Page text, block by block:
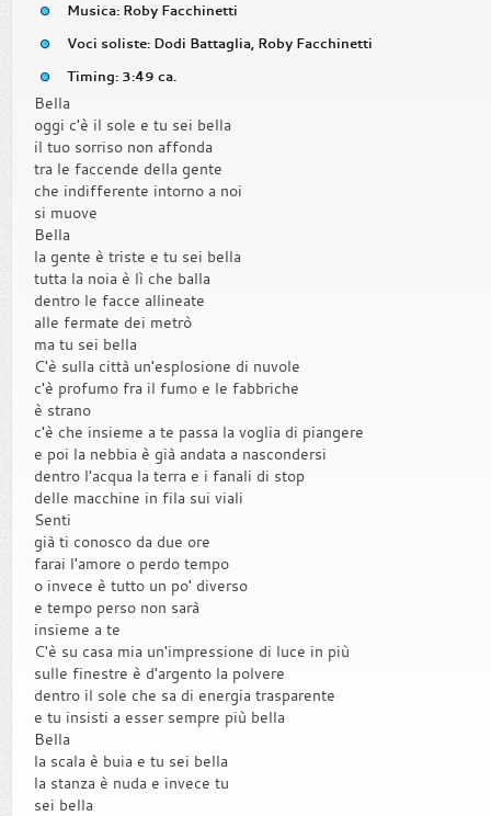
Musica: Roby Facchinetti
Voci soliste: Dodi Battaglia, Roby Facchinetti
Timing: 3:49 ca.
Bella
oggi c'è il sole e tu sei bella
il tuo sorriso non affonda
tra le faccende della gente
che indifferente intorno a noi
si muove
Bella
la gente è triste e tu sei bella
tutta la noia è lì che balla
dentro le facce allineate
alle fermate dei metrò
ma tu sei bella
C'è sulla città un'esplosione di nuvole
c'è profumo fra il fumo e le fabbriche
è strano
c'è che insieme a te passa la voglia di piangere
e poi la nebbia è già andata a nascondersi
dentro l'acqua la terra e i fanali di stop
delle macchine in fila sui viali
Senti
già ti conosco da due ore
farai l'amore o perdo tempo
o invece è tutto un po' diverso
e tempo perso non sarà
insieme a te
C'è su casa mia un'impressione di luce in più
sulle finestre è d'argento la polvere
dentro il sole che sa di energia trasparente
e tu insisti a esser sempre più bella
Bella
la scala è buia e tu sei bella
la stanza è nuda e invece tu
sei bella